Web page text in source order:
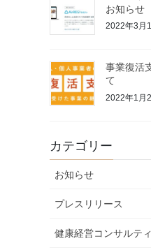
お知らせ
2022年3月
事業復活
て
2022年1月
カテゴリー
お知らせ
プレスリリース
健康経営コンサルテ